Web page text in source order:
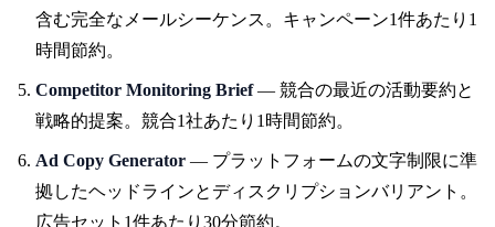
含む完全なメールシーケンス。キャンペーン1件あたり1
時間節約。
Competitor Monitoring Brief— 競合の最近の活動要約と
戦略的提案。競合1社あたり1時間節約。
Ad Copy Generator — プラットフォームの文字制限に準
拠したヘッドラインとディスクリプションバリアント。
広告セット1件あたり30分節約。